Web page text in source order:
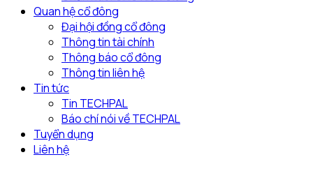
Quan hệ cổ đông
Đại hội đồng cổ đông
Thông tin tài chính
Thông báo cổ đông
Thông tin liên hệ
Tin tức
Tin TECHPAL
Báo chí nói về TECHPAL
Tuyển dụng
Liên hệ